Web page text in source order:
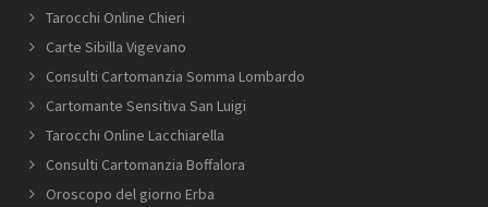
Tarocchi Online Chieri
Carte Sibilla Vigevano
Consulti Cartomanzia Somma Lombardo
Cartomante Sensitiva San Luigi
Tarocchi Online Lacchiarella
Consulti Cartomanzia Boffalora
Oroscopo del giorno Erba